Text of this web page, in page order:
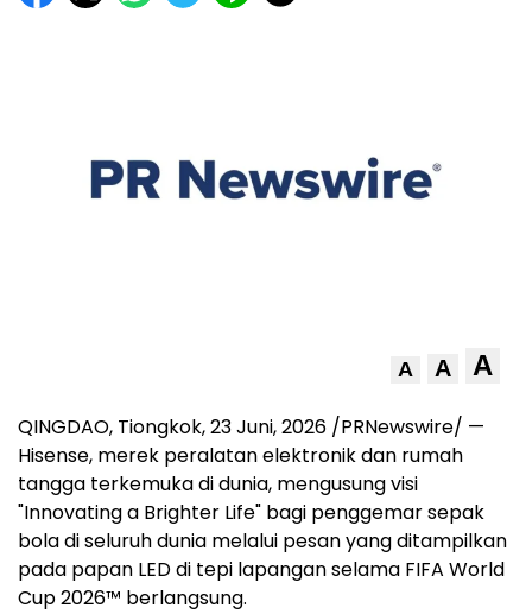
A A A
QINGDAO, Tiongkok,23 Juni, 2026 /PRNewswire/ —
Hisense, merek peralatan elektronik dan rumah
tangga terkemuka di dunia, mengusung visi
"Innovating a Brighter Life" bagi penggemar sepak
bola di seluruh dunia melalui pesan yang ditampilkan
pada papan LED di tepi lapangan selama FIFA World
Cup 2026™ berlangsung.